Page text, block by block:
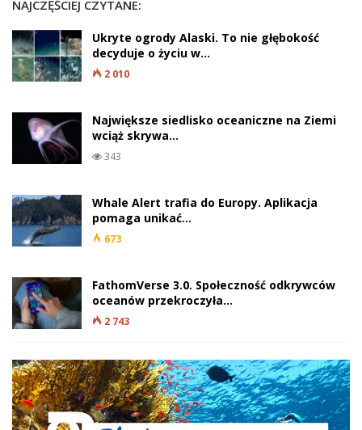
NAJCZĘŚCIEJ CZYTANE:
Ukryte ogrody Alaski. To nie głębokość
decyduje o życiu w…
2 010
Największe siedlisko oceaniczne na Ziemi
wciąż skrywa…
343
Whale Alert trafia do Europy. Aplikacja
pomaga unikać…
673
FathomVerse 3.0. Społeczność odkrywców
oceanów przekroczyła…
2 743